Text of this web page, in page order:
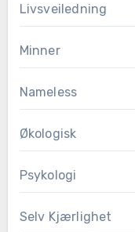
Livsveiledning
Minner
Nameless
Økologisk
Psykologi
Selv Kjærlighet